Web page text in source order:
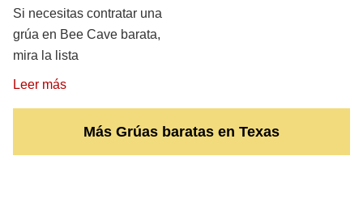
Si necesitas contratar una
grúa en Bee Cave barata,
mira la lista
Leer más
Más Grúas baratas en Texas